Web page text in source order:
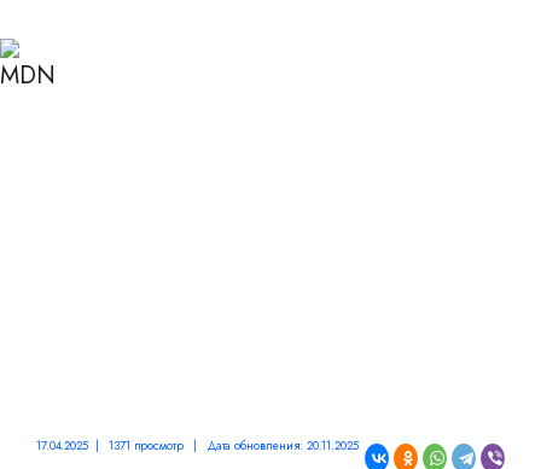
17.04.2025 | 1371 просмотр | Дата обновления: 20.11.2025